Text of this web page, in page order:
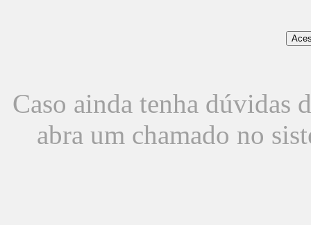
Caso ainda tenha dúvidas
abra um chamado no